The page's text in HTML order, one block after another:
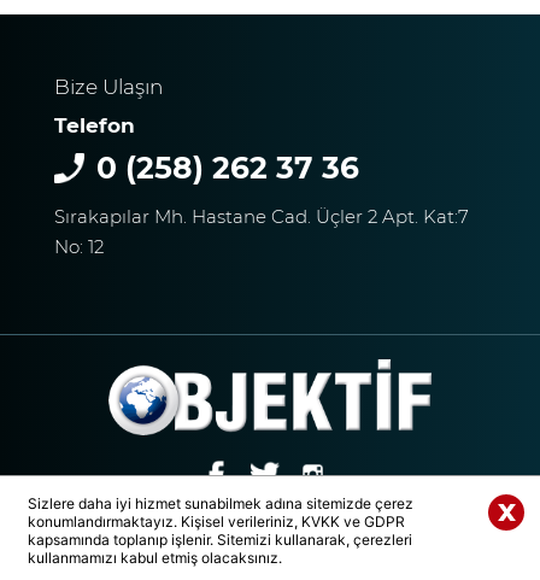
Sizlere daha iyi hizmet sunabilmek adına sitemizde çerez
konumlandırmaktayız. Kişisel verileriniz, KVKK ve GDPR
kapsamında toplanıp işlenir. Sitemizi kullanarak, çerezleri
kullanmamızı kabul etmiş olacaksınız.
Whatsapp Paylaş
Bize Ulaşın
Telefon
0 (258) 262 37 36
Sırakapılar Mh. Hastane Cad. Üçler 2 Apt. Kat:7
No: 12
© 2020 Tüm Hakları Saklıdır. | DENİZLİ OBJEKTİF MEDYA GRUBU